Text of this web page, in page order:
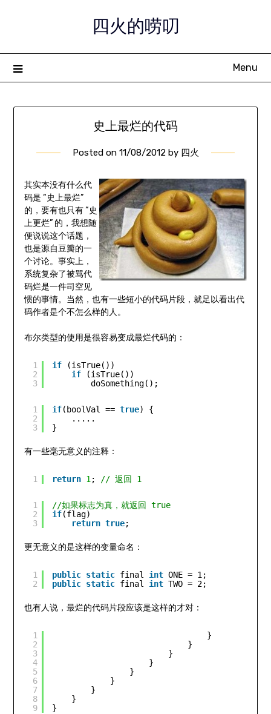
四火的唠叨
Menu
史上最烂的代码
Posted on 11/08/2012 by 四火
其实本没有什么代
码是 “史上最烂”
的，要有也只有 “史
上更烂” 的，我想随
便说说这个话题，
也是源自豆瓣的一
个讨论。事实上，
系统复杂了被骂代
码烂是一件司空见
惯的事情。当然，也有一些短小的代码片段，就足以看出代
码作者是个不怎么样的人。
布尔类型的使用是很容易变成最烂代码的：
1
2
3
if
(isTrue())
if
(isTrue())
doSomething();
1
2
3
if(boolVal == true) {
.....
}
有一些毫无意义的注释：
1 return 1 ; // 返回 1
1
2
3
//如果标志为真，就返回 true
if(flag)
return true;
更无意义的是这样的变量命名：
1
2
public static final int ONE = 1;
public static final int TWO = 2;
也有人说，最烂的代码片段应该是这样的才对：
1
2
3
4
5
6
7
8
9
}
}
}
}
}
}
}
}
}